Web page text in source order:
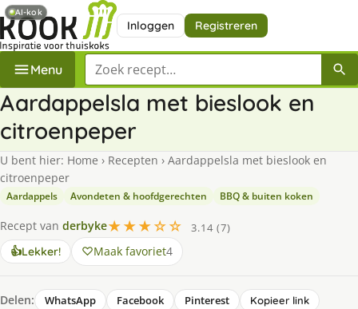
Inloggen Registreren
Menu Zoek een recept
Aardappelsla met bieslook en
citroenpeper
U bent hier: Home › Recepten › Aardappelsla met bieslook en
citroenpeper
Aardappels Avondeten & hoofdgerechten BBQ & buiten koken
Recept van derbyke★★★☆☆
3.14 (7)
👍Lekker! Maak favoriet4
Delen: WhatsApp Facebook Pinterest
Kopieer link
AI-kok